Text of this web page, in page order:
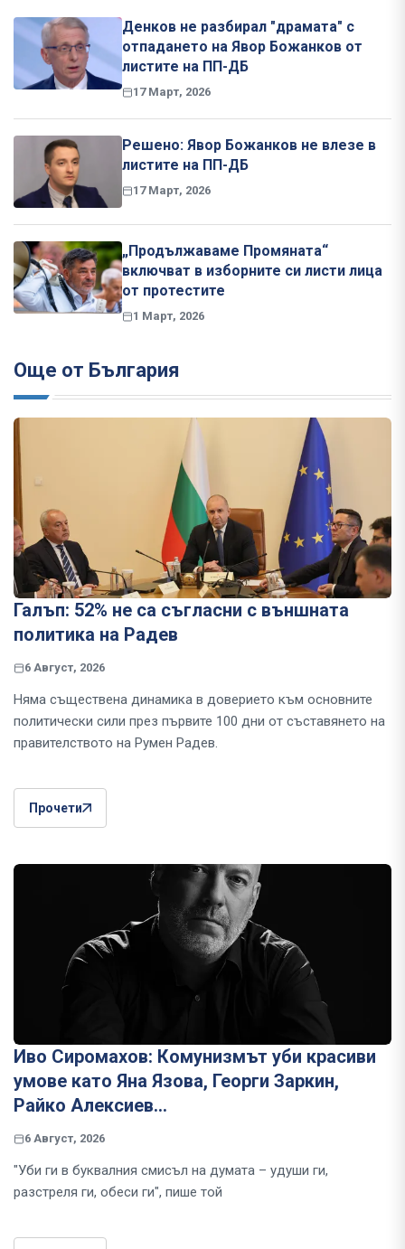
Денков не разбирал "драмата" с
отпадането на Явор Божанков от
листите на ПП-ДБ
17 Март, 2026
Решено: Явор Божанков не влезе в
листите на ПП-ДБ
17 Март, 2026
„Продължаваме Промяната“
включват в изборните си листи лица
от протестите
1 Март, 2026
Още от България
Галъп: 52% не са съгласни с външната
политика на Радев
6 Август, 2026
Няма съществена динамика в доверието към основните
политически сили през първите 100 дни от съставянето на
правителството на Румен Радев.
Прочети
Иво Сиромахов: Комунизмът уби красиви
умове като Яна Язова, Георги Заркин,
Райко Алексиев...
6 Август, 2026
"Уби ги в буквалния смисъл на думата – удуши ги,
разстреля ги, обеси ги", пише той